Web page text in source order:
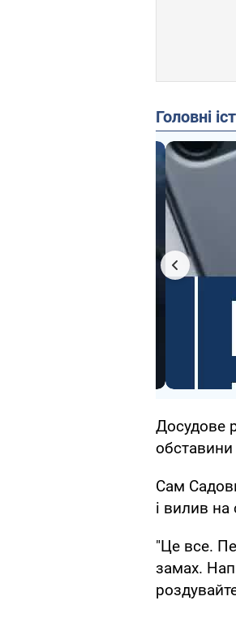
Головні
Досудове
обставини
Сам
і вилив на
"Це все.
замах.